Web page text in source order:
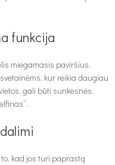
funkcija
miegamasis paviršius,
kur reikia daugiau
gali būti sunkesnės.
kad jos turi paprastą